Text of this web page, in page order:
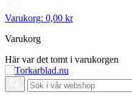
Varukorg: 0,00 kr
Varukorg
Här var det tomt i varukorgen